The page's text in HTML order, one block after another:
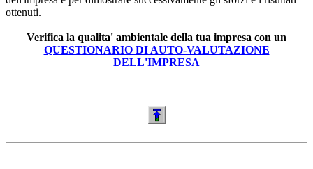
ottenuti.
Verifica la qualita' ambientale della tua impresa con un
QUESTIONARIO DI AUTO-VALUTAZIONE
DELL'IMPRESA